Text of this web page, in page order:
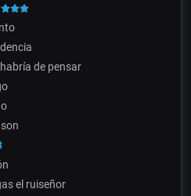
de pensar
el ruiseñor